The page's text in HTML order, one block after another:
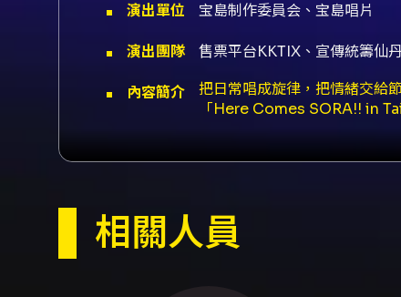
演出單位 宝島制作委員会、宝島唱片
演出團隊 售票平台KKTIX、宣傳統籌仙
內容簡介
把日常唱成旋律，把情緒交
「Here Comes SORA!! in
奏感與 VOCALOID 世代的想
鳴。代表作品包括〈鬼ノ宴
秀約 90 分鐘；會後有 VIP
場與周邊優先購買權，並獲得
相關人員